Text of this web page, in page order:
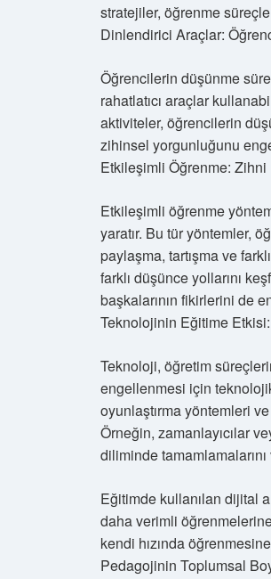
stratejiler, öğrenme
Dinlendirici Araçlar:
Öğrencilerin düşünme
rahatlatıcı araçlar
aktiviteler, öğrencilerin
zihinsel yorgunluğunu
Etkileşimli Öğrenme:
Etkileşimli öğrenme
yaratır. Bu tür yöntemler,
paylaşma, tartışma ve
farklı düşünce yollarını
başkalarının fikirlerini de
Teknolojinin Eğitime
Teknoloji, öğretim
engellenmesi için
oyunlaştırma yöntemleri
Örneğin, zamanlayıcılar
diliminde
Eğitimde kullanılan dijital
daha verimli
kendi hızında
Pedagojinin Toplumsal